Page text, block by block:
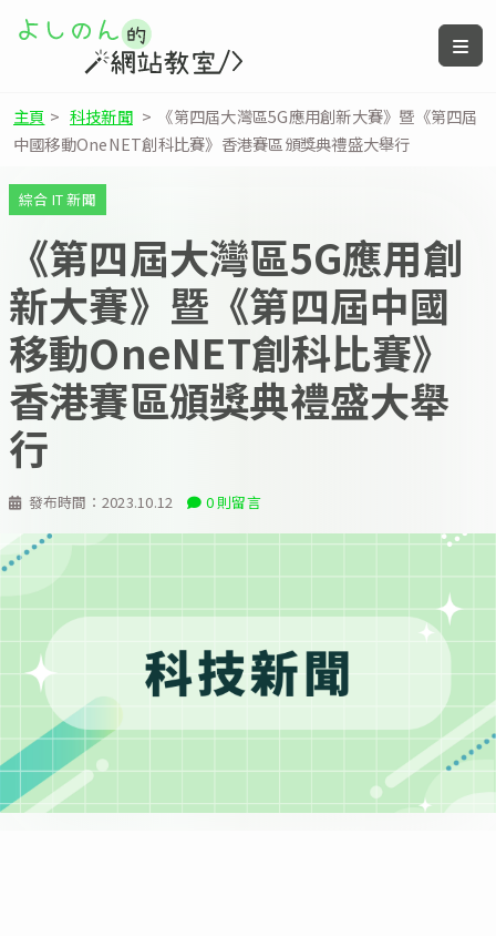
主頁 > 科技新聞 >
《第四屆大灣區5G應用創新大賽》暨《第四屆
中國移動OneNET創科比賽》香港賽區頒獎典禮盛大舉行
發布時間： 2023.10.12 0 則留言
綜合 IT 新聞
《第四屆大灣區5G應用創
新大賽》暨《第四屆中國
移動OneNET創科比賽》
香港賽區頒獎典禮盛大舉
行